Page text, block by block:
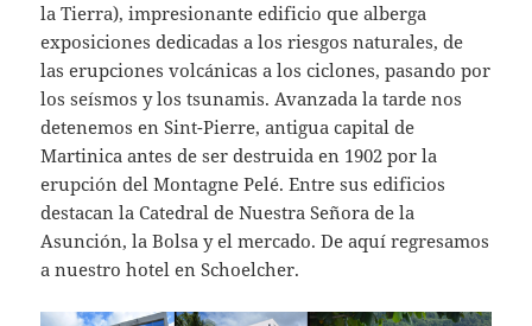
la Tierra), impresionante edificio que alberga
exposiciones dedicadas a los riesgos naturales, de
las erupciones volcánicas a los ciclones, pasando por
los seísmos y los tsunamis. Avanzada la tarde nos
detenemos en Sint-Pierre, antigua capital de
Martinica antes de ser destruida en 1902 por la
erupción del Montagne Pelé. Entre sus edificios
destacan la Catedral de Nuestra Señora de la
Asunción, la Bolsa y el mercado. De aquí regresamos
a nuestro hotel en Schoelcher.